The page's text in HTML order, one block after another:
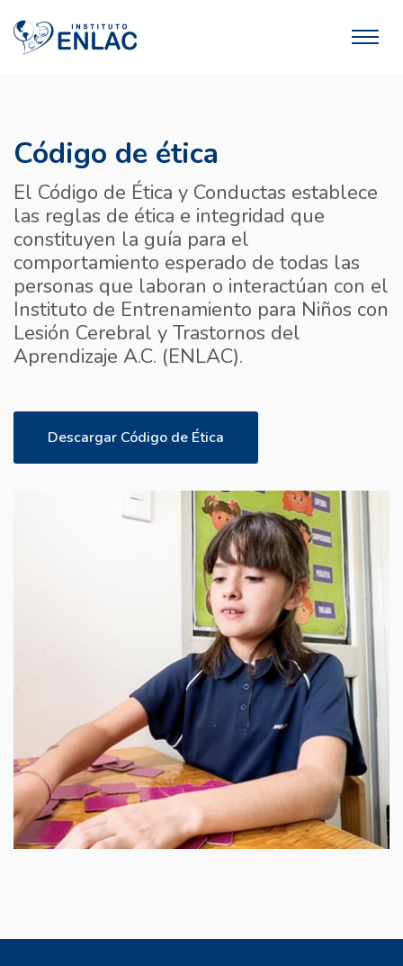
Código de ética
El Código de Ética y Conductas establece
las reglas de ética e integridad que
constituyen la guía para el
comportamiento esperado de todas las
personas que laboran o interactúan con el
Instituto de Entrenamiento para Niños con
Lesión Cerebral y Trastornos del
Aprendizaje A.C. (ENLAC).
Descargar Código de Ética